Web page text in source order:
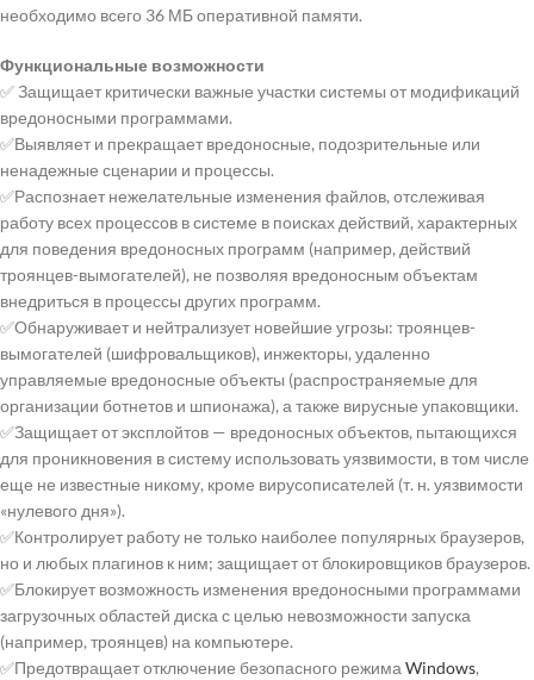
необходимо всего 36 МБ оперативной памяти.
Функциональные возможности
✅ Защищает критически важные участки системы от модификаций
вредоносными программами.
✅Выявляет и прекращает вредоносные, подозрительные или
ненадежные сценарии и процессы.
✅Распознает нежелательные изменения файлов, отслеживая
работу всех процессов в системе в поисках действий, характерных
для поведения вредоносных программ (например, действий
троянцев-вымогателей), не позволяя вредоносным объектам
внедриться в процессы других программ.
✅Обнаруживает и нейтрализуeт новейшие угрозы: троянцев-
вымогателей (шифровальщиков), инжекторы, удаленно
управляемые вредоносные объекты (распространяемые для
организации ботнетов и шпионажа), а также вирусные упаковщики.
✅Защищает от эксплойтов — вредоносных объектов, пытающихся
для проникновения в систему использовать уязвимости, в том числе
еще не известные никому, кроме вирусописателей (т. н. уязвимости
«нулевого дня»).
✅Контролирует работу не только наиболее популярных браузеров,
но и любых плагинов к ним; защищает от блокировщиков браузеров.
✅Блокирует возможность изменения вредоносными программами
загрузочных областей диска с целью невозможности запуска
(например, троянцев) на компьютере.
✅Предотвращает отключение безопасного режима Windows,